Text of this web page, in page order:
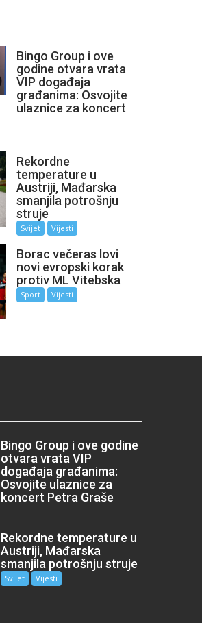
Bingo Group i ove
godine otvara vrata
VIP događaja
građanima: Osvojite
ulaznice za koncert
Rekordne
temperature u
Austriji, Mađarska
smanjila potrošnju
struje
Svijet Vijesti
Borac večeras lovi
novi evropski korak
protiv ML Vitebska
Sport Vijesti
Bingo Group i ove godine
otvara vrata VIP
događaja građanima:
Osvojite ulaznice za
koncert Petra Graše
Rekordne temperature u
Austriji, Mađarska
smanjila potrošnju struje
Svijet Vijesti